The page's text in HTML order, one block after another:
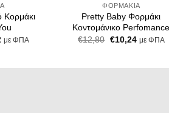
Κορμάκι
Ημε ΦΠΑ
ΦΟΡΜΆΚΙΑ
Pretty Baby Φορμάκι
Κοντομάνικο Perfomance
€12,80 Original
€10,24Ημε ΦΠΑ